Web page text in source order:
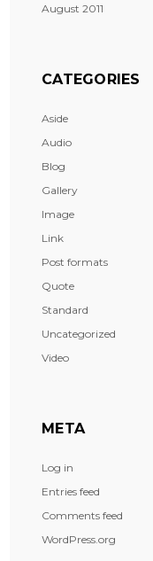
August 2011
CATEGORIES
Aside
Audio
Blog
Gallery
Image
Link
Post formats
Quote
Standard
Uncategorized
Video
META
Log in
Entries feed
Comments feed
WordPress.org